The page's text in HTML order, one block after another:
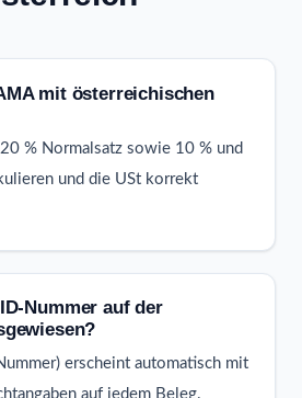
mit österreichischen
% Normalsatz sowie 10 % und
und die USt korrekt
Nummer auf der
erscheint automatisch mit
auf jedem Beleg.